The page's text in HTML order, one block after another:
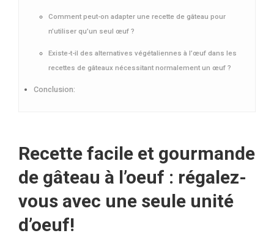
Comment peut-on adapter une recette de gâteau pour
n’utiliser qu’un seul œuf ?
Existe-t-il des alternatives végétaliennes à l’œuf dans les
recettes de gâteaux nécessitant normalement un œuf ?
Conclusion:
Recette facile et gourmande
de gâteau à l’oeuf : régalez-
vous avec une seule unité
d’oeuf!